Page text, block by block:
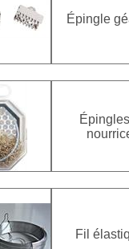
Épingle
Fil